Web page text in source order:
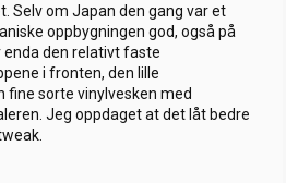
Selv om Japan den gang var et
oppbygningen god, også på
enda den relativt faste
i fronten, den lille
fine sorte vinylvesken med
Jeg oppdaget at det låt bedre